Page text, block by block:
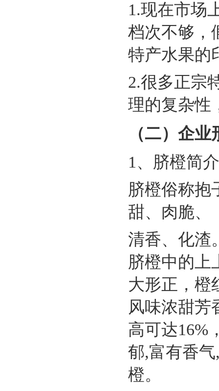
1.现在市场
档次不够，
特产水果的
2.很多正宗
理的复杂性
（二）企
1、脐橙简介
脐橙俗称抱
甜、肉脆、
清香、化渣
脐橙中的上
大形正，橙
风味浓甜芳
高可达16%
郁,富有香
橙。